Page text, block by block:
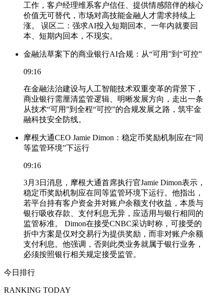
工作，客户经理维系客户信任、提供情感陪伴的核心
价值无可替代，市场对高技能金融人才需求持续上
涨。 误区二：强求AI投入短期回本。一年内就要回
本、短期内回本，不现实。
金融法草案下的商业银行AI合规：从“可用”到“可控”
09:16
在金融法治建设与人工智能技术双重变革的背景下，
商业银行需厘清监管逻辑、明晰发展方向，走出一条
从技术“可用”到全程“可控”的合规发展之路，筑牢金
融科技安全防线。
摩根大通CEO Jamie Dimon：稳定币奖励机制应在“同
等监管环境”下运行
09:16
3月3日消息，摩根大通首席执行官Jamie Dimon表示，
稳定币奖励机制应在同等监管环境下运行。他指出，
若平台持有客户资金并对账户余额支付收益，本质与
银行吸收存款、支付利息无异，应适用与银行相同的
监管标准。 Dimon在接受CNBC采访时称，可接受的
折中方案是仅对交易行为提供奖励，而非对账户余额
支付利息。他强调，否则此类业务就属于银行业务，
必须按照银行相关规定接受监管。
今日排行
RANKING TODAY